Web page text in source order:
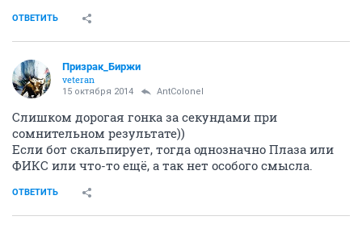
ОТВЕТИТЬ
Призрак_Биржи
veteran
15 октября 2014 AntColonel
Слишком дорогая гонка за секундами при
сомнительном результате))
Если бот скальпирует, тогда однозначно Плаза или
ФИКС или что-то ещё, а так нет особого смысла.
ОТВЕТИТЬ